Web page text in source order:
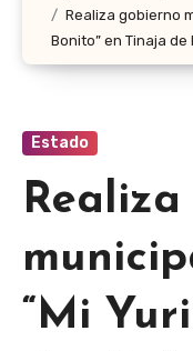
Realiza gobierno
Bonito” en Tinaja
Estado
“Mi